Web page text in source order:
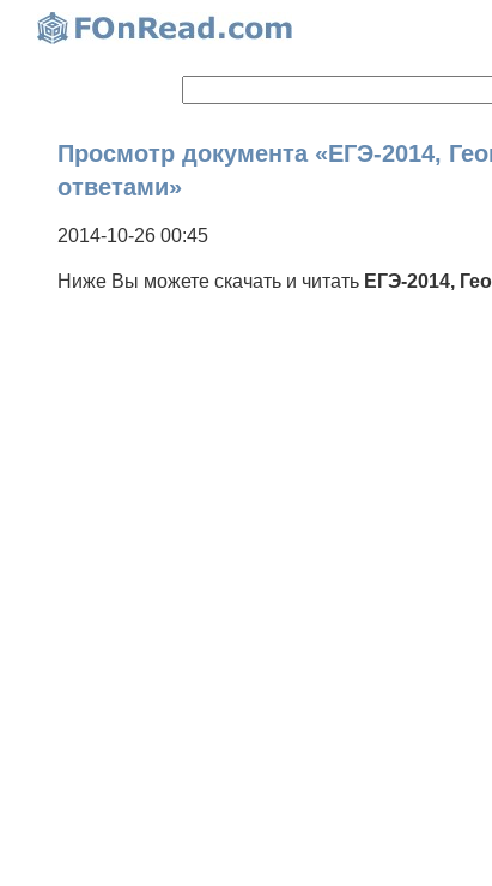
Просмотр документа «ЕГЭ-2014,
ответами»
2014-10-26 00:45
Ниже Вы можете скачать и читать ЕГЭ-2014,